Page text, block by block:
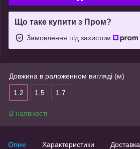
Що таке купити з Пром?
Замовлення під захистом
Довжина в раложенном вигляді (м)
1.2 1.5 1.7
В наявності
Опис Характеристики Доставка